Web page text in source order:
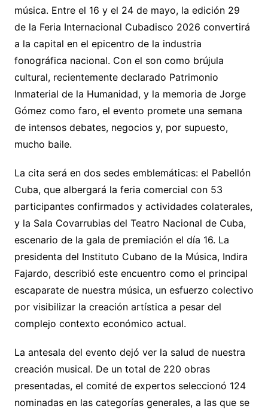
música. Entre el 16 y el 24 de mayo, la edición 29
de la Feria Internacional Cubadisco 2026 convertirá
a la capital en el epicentro de la industria
fonográfica nacional. Con el son como brújula
cultural, recientemente declarado Patrimonio
Inmaterial de la Humanidad, y la memoria de Jorge
Gómez como faro, el evento promete una semana
de intensos debates, negocios y, por supuesto,
mucho baile.
La cita será en dos sedes emblemáticas: el Pabellón
Cuba, que albergará la feria comercial con 53
participantes confirmados y actividades colaterales,
y la Sala Covarrubias del Teatro Nacional de Cuba,
escenario de la gala de premiación el día 16. La
presidenta del Instituto Cubano de la Música, Indira
Fajardo, describió este encuentro como el principal
escaparate de nuestra música, un esfuerzo colectivo
por visibilizar la creación artística a pesar del
complejo contexto económico actual.
La antesala del evento dejó ver la salud de nuestra
creación musical. De un total de 220 obras
presentadas, el comité de expertos seleccionó 124
nominadas en las categorías generales, a las que se